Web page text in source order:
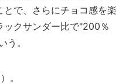
で、さらにチョコ感を楽
ックサンダー比で"200％
う。
。